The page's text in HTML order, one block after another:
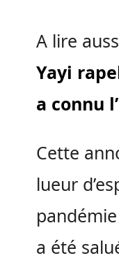
A lire
Yayi
a connu
Cette
lueur
a été